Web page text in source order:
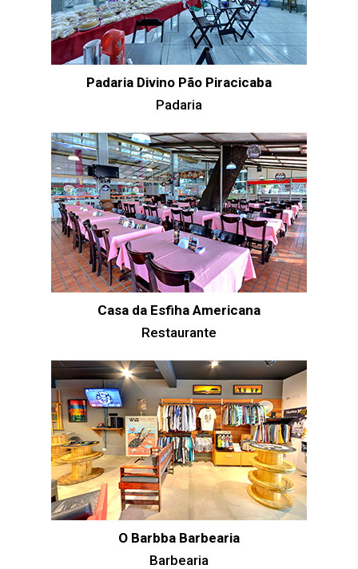
Padaria Divino Pão Piracicaba
Padaria
Casa da Esfiha Americana
Restaurante
O Barbba Barbearia
Barbearia